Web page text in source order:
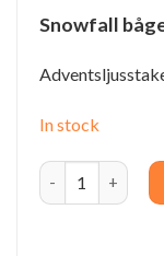
Snowfall
In stock
Snowfall båge